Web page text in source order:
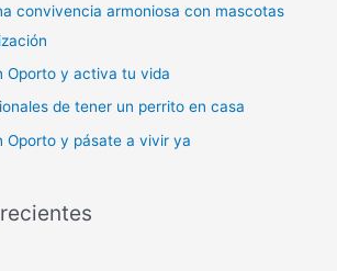
convivencia armoniosa con mascotas
Oporto y activa tu vida
de tener un perrito en casa
Oporto y pásate a vivir ya